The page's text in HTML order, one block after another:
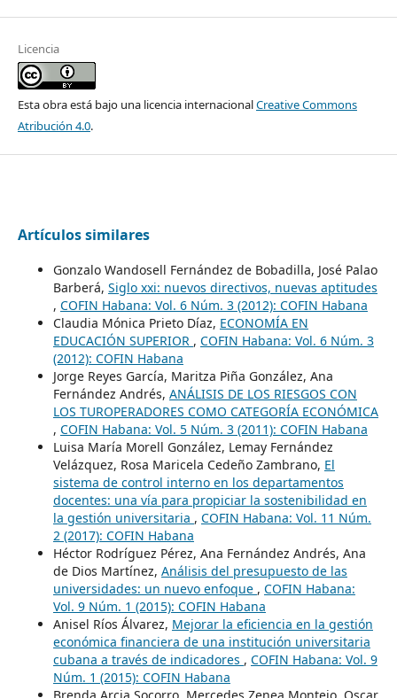
Licencia
Esta obra está bajo una licencia internacionalCreative Commons
Atribución 4.0.
Artículos similares
Gonzalo Wandosell Fernández de Bobadilla, José Palao
Barberá, Siglo xxi: nuevos directivos, nuevas aptitudes
, COFIN Habana: Vol. 6 Núm. 3 (2012): COFIN Habana
Claudia Mónica Prieto Díaz, ECONOMÍA EN
EDUCACIÓN SUPERIOR , COFIN Habana: Vol. 6 Núm. 3
(2012): COFIN Habana
Jorge Reyes García, Maritza Piña González, Ana
Fernández Andrés, ANÁLISIS DE LOS RIESGOS CON
LOS TUROPERADORES COMO CATEGORÍA ECONÓMICA
, COFIN Habana: Vol. 5 Núm. 3 (2011): COFIN Habana
Luisa María Morell González, Lemay Fernández
Velázquez, Rosa Maricela Cedeño Zambrano, El
sistema de control interno en los departamentos
docentes: una vía para propiciar la sostenibilidad en
la gestión universitaria , COFIN Habana: Vol. 11 Núm.
2 (2017): COFIN Habana
Héctor Rodríguez Pérez, Ana Fernández Andrés, Ana
de Dios Martínez, Análisis del presupuesto de las
universidades: un nuevo enfoque , COFIN Habana:
Vol. 9 Núm. 1 (2015): COFIN Habana
Anisel Ríos Álvarez, Mejorar la eficiencia en la gestión
económica financiera de una institución universitaria
cubana a través de indicadores , COFIN Habana: Vol. 9
Núm. 1 (2015): COFIN Habana